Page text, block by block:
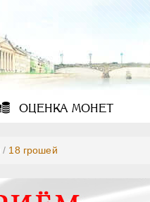
ОЦЕНКА МОНЕТ
/ 18 грошей